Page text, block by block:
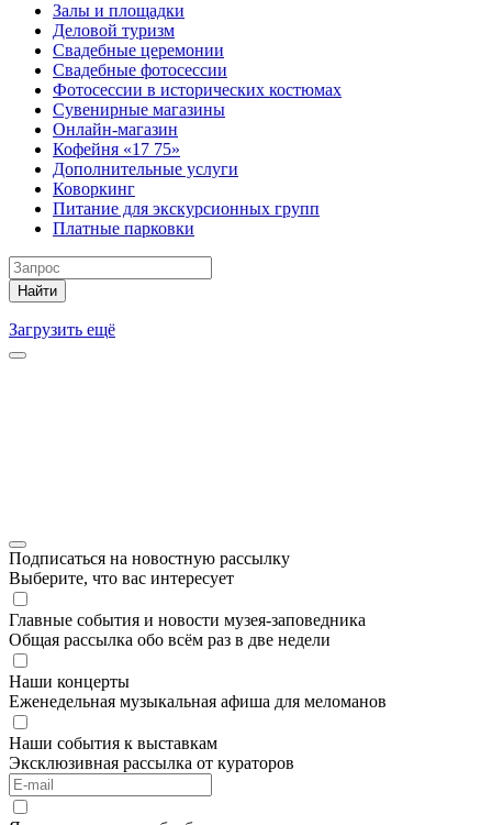
Залы и площадки
Деловой туризм
Свадебные церемонии
Свадебные фотосессии
Фотосессии в исторических костюмах
Сувенирные магазины
Онлайн-магазин
Кофейня «17 75»
Дополнительные услуги
Коворкинг
Питание для экскурсионных групп
Платные парковки
Найти
Загрузить ещё
Подписаться на новостную рассылку
Выберите, что вас интересует
Главные события и новости музея-заповедника
Общая рассылка обо всём раз в две недели
Наши концерты
Еженедельная музыкальная афиша для меломанов
Наши события к выставкам
Эксклюзивная рассылка от кураторов